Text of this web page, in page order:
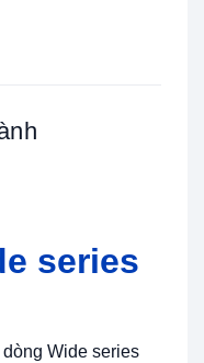
series
Wide series